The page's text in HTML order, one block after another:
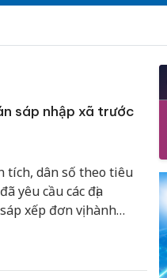
sáp nhập xã trước
tích, dân số theo tiêu
yêu cầu các địa
xếp đơn vị hành